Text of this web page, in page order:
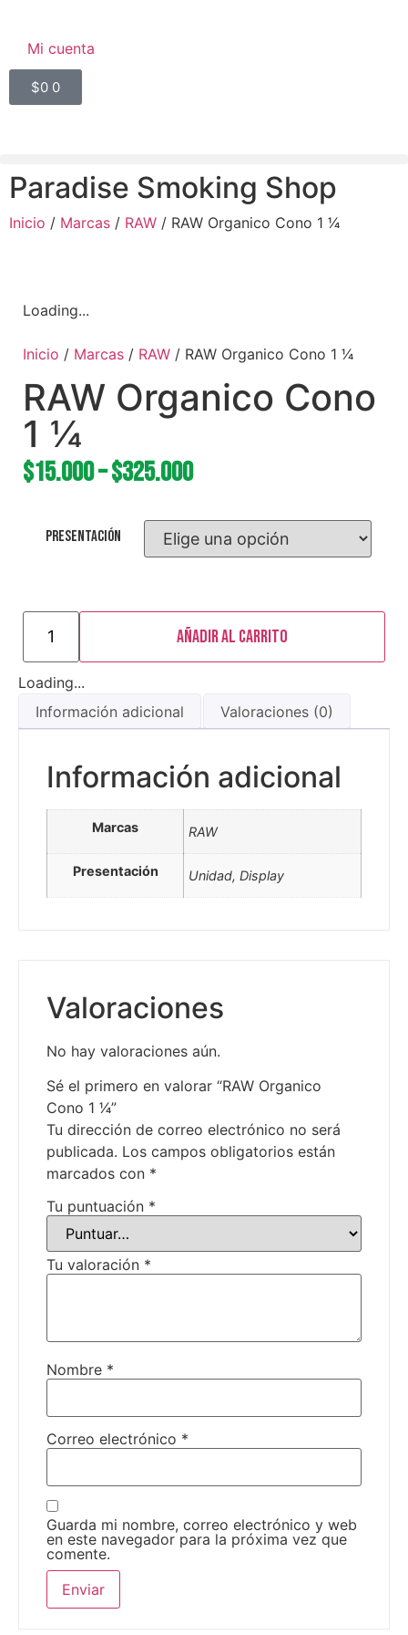
Mi cuenta
$0 0
Paradise Smoking Shop
Inicio / Marcas / RAW / RAW Organico Cono 1 1⁄4
Loading...
Inicio / Marcas / RAW / RAW Organico Cono 1 1⁄4
RAW Organico Cono
1 1⁄4
$15.000–$325.000
Presentación
Añadir al carrito
Loading...
Información adicional
Valoraciones (0)
Información adicional
Marcas RAW
Presentación Unidad, Display
Valoraciones
No hay valoraciones aún.
Sé el primero en valorar “RAW Organico
Cono 1 1⁄4”
Tu dirección de correo electrónico no será
publicada. Los campos obligatorios están
marcados con *
Tu puntuación *
Tu valoración *
Nombre *
Correo electrónico *
Guarda mi nombre, correo electrónico y web
en este navegador para la próxima vez que
comente.